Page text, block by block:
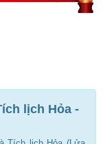
lịch Hỏa -